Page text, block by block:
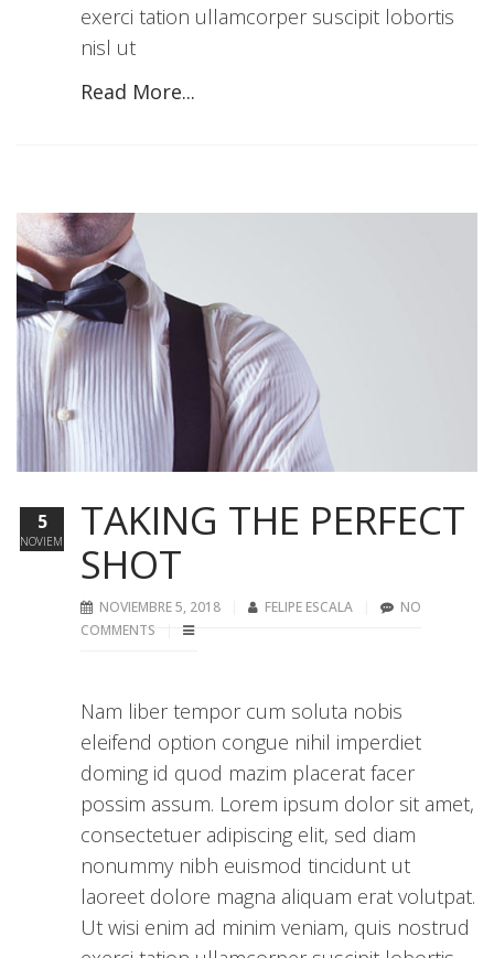
exerci tation ullamcorper suscipit lobortis
nisl ut
Read More...
TAKING THE PERFECT
SHOT
NOVIEMBRE 5, 2018 FELIPE ESCALA
NO
COMMENTS
Nam liber tempor cum soluta nobis
eleifend option congue nihil imperdiet
doming id quod mazim placerat facer
possim assum. Lorem ipsum dolor sit amet,
consectetuer adipiscing elit, sed diam
nonummy nibh euismod tincidunt ut
laoreet dolore magna aliquam erat volutpat.
Ut wisi enim ad minim veniam, quis nostrud
5
NOVIEMBRE